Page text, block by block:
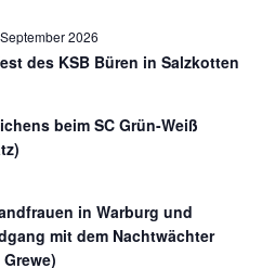
2026
des KSB Büren in Salzkotten
beim SC Grün-Weiß
in Warburg und
mit dem Nachtwächter